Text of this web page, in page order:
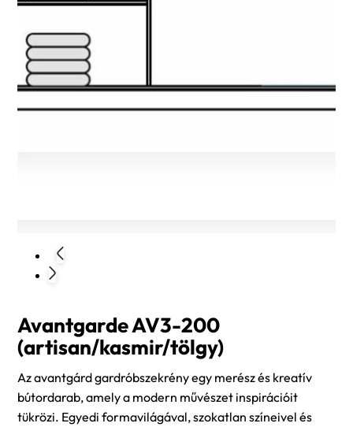
Avantgarde AV3-200
(artisan/kasmir/tölgy)
Az avantgárd gardróbszekrény egy merész és kreatív
bútordarab, amely a modern művészet inspirációit
tükrözi. Egyedi formavilágával, szokatlan színeivel és